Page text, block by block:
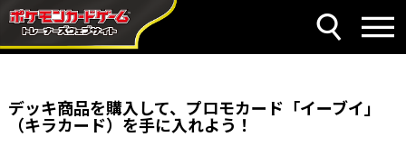
デッキ商品を購入して、プロモカード「イーブイ」
（キラカード）を手に入れよう！